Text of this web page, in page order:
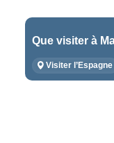
Que visiter à
Visiter l’Espagne